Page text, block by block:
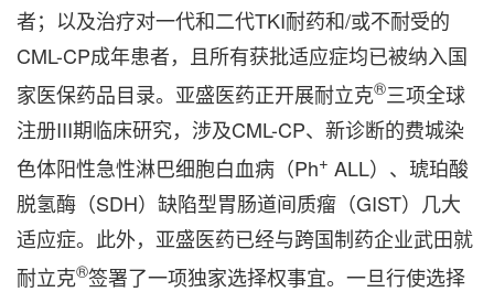
者；以及治疗对一代和二代TKI耐药和/或不耐受的
CML-CP成年患者，且所有获批适应症均已被纳入国
家医保药品目录。亚盛医药正开展耐立克®三项全球
注册III期临床研究，涉及CML-CP、新诊断的费城染
色体阳性急性淋巴细胞白血病（Ph+ ALL）、琥珀酸
脱氢酶（SDH）缺陷型胃肠道间质瘤（GIST）几大
适应症。此外，亚盛医药已经与跨国制药企业武田就
耐立克®签署了一项独家选择权事宜。一旦行使选择